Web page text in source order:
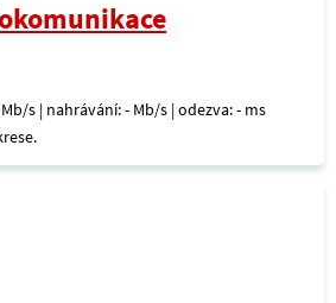
s | nahrávání: - Mb/s | odezva: - ms